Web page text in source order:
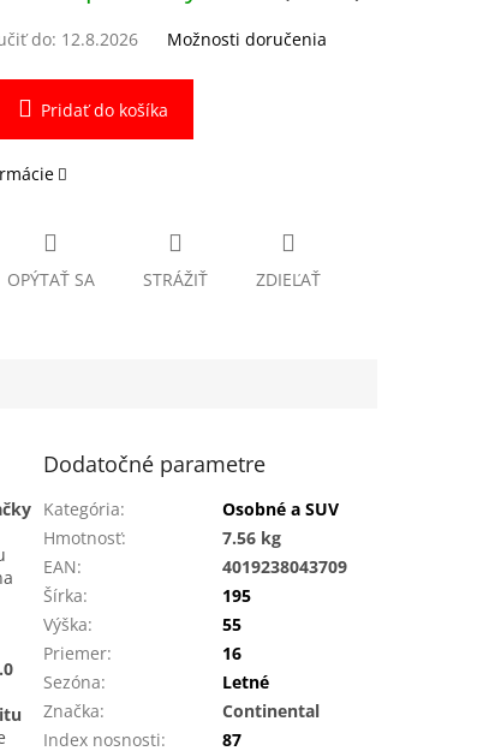
do: 12.8.2026 Možnosti doručenia
Pridať do košíka
OPÝTAŤ SA STRÁŽIŤ ZDIEĽAŤ
Dodatočné parametre
Kategória:
Osobné a SUV
Hmotnosť:
7.56 kg
EAN:
4019238043709
Šírka:
195
Výška:
55
Priemer:
16
Sezóna:
Letné
Značka:
Continental
Index nosnosti:
87